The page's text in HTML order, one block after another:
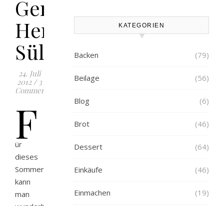
Gemüse-
Hendl-
Sülze
24. Juli
2012 / 3
Comments
F
ür
dieses
Sommeressen
kann
man
KATEGORIEN
Backen (79)
Beilage (56)
Blog (6)
Brot (46)
Dessert (64)
Einkäufe (46)
Einmachen (19)